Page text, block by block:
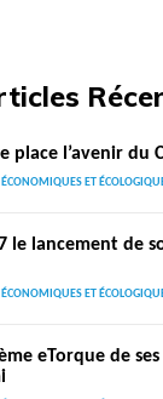
place l’avenir du
ET
le lancement de
ET
eTorque de